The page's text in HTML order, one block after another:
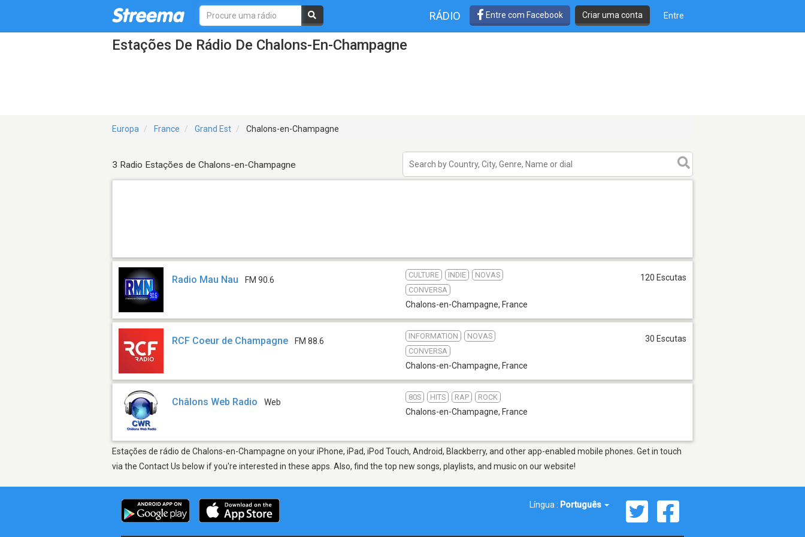
RÁDIO Entre com Facebook Criar uma conta Entre
Estações De Rádio De Chalons-En-Champagne
Europa France Grand Est Chalons-en-Champagne
3 Radio Estações de Chalons-en-Champagne
Radio Mau Nau FM 90.6
CULTURE INDIE
NOVAS
CONVERSA
Chalons-en-Champagne, France
120 Escutas
RCF Coeur de Champagne FM 88.6
INFORMATION
NOVAS
CONVERSA
Chalons-en-Champagne, France
30 Escutas
Châlons Web Radio Web
80S HITS RAP ROCK
Chalons-en-Champagne, France
Estações de rádio de Chalons-en-Champagne on your iPhone, iPad, iPod Touch, Android, Blackberry, and other app-enabled mobile phones. Get in touch
via the Contact Us below if you're interested in these apps. Also, find the top new songs, playlists, and music on our website!
Língua : Português